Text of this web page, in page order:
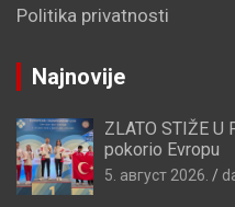
Politika privatnosti
Najnovije
ZLATO STIŽE U
pokorio Evropu
5. август 2026.